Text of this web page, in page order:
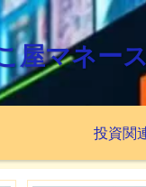
屋マネー
投資関